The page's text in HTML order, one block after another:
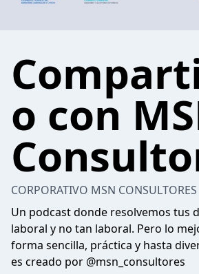
o con
CORPORATIVO MSN CONSULTORES
Un podcast donde resolvemos tus
laboral y no tan laboral. Pero lo
forma sencilla, práctica y hasta
es creado por @msn_consultores